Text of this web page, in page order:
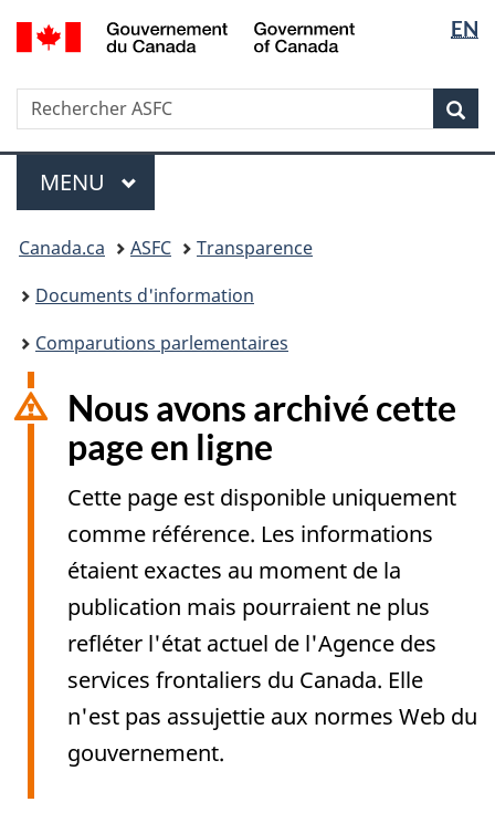
Passer
au
Passer
à
HTML
simplifiée
la
langue
EN
Recherche
Rechercher
ASFC
Menu
MENU PRINCIPAL
êtes
ici
Canada.ca ASFC
Transparence
Documents d'information
Comparutions parlementaires
Nous avons archivé cette
page en ligne
Cette page est disponible uniquement
comme référence. Les informations
étaient exactes au moment de la
publication mais pourraient ne plus
refléter l'état actuel de l'Agence des
services frontaliers du Canada. Elle
n'est pas assujettie aux normes Web du
gouvernement.